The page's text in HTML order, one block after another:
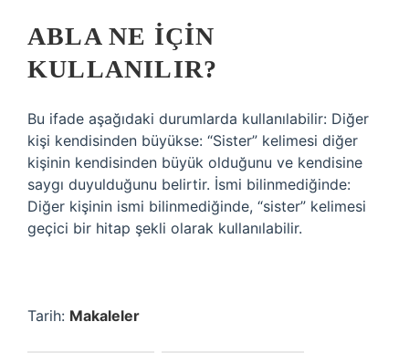
ABLA NE IÇIN
KULLANILIR?
Bu ifade aşağıdaki durumlarda kullanılabilir: Diğer
kişi kendisinden büyükse: “Sister” kelimesi diğer
kişinin kendisinden büyük olduğunu ve kendisine
saygı duyulduğunu belirtir. İsmi bilinmediğinde:
Diğer kişinin ismi bilinmediğinde, “sister” kelimesi
geçici bir hitap şekli olarak kullanılabilir.
Tarih: Makaleler